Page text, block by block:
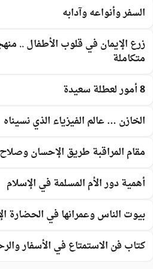
السفر وأنواعه وآدابه
زرع الإيمان في قلوب الأطفال ..
متكاملة
8 أمور لعطلة سعيدة
الخازن … عالم الفيزياء الذي نسيناه
مقام المراقبة طريق الإحسان
أهمية دور الأم المسلمة في الإسلام
بيوت الناس وعمرانها في الحضارة
كتاب فن الاستمتاع في الأسفار